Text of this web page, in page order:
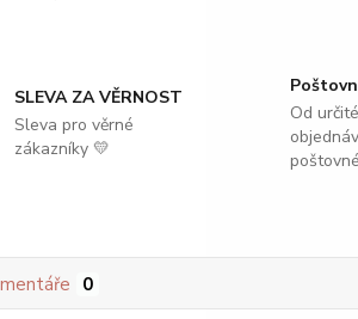
SLEVA ZA VĚRNOST
Sleva pro věrné
zákazníky 💛
Od
0